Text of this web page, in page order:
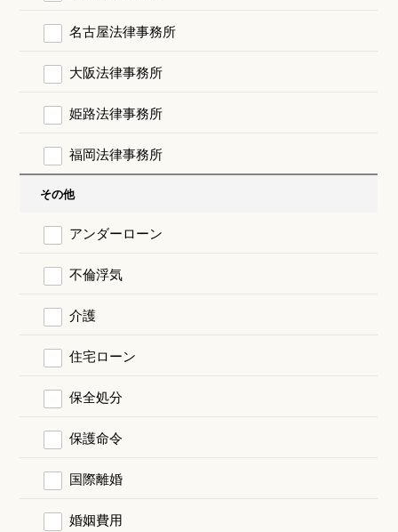
名古屋法律事務所
大阪法律事務所
姫路法律事務所
福岡法律事務所
その他
アンダーローン
不倫浮気
介護
住宅ローン
保全処分
保護命令
国際離婚
婚姻費用